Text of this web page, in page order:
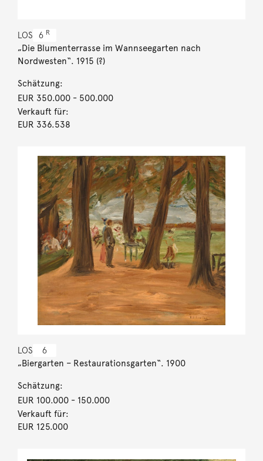
LOS 6 R
„Die Blumenterrasse im Wannseegarten nach
Nordwesten“. 1915 (?)
Schätzung:
EUR 350.000- 500.000
Verkauft für:
EUR 336.538
LOS 6
„Biergarten – Restaurationsgarten“. 1900
Schätzung:
EUR 100.000- 150.000
Verkauft für:
EUR 125.000